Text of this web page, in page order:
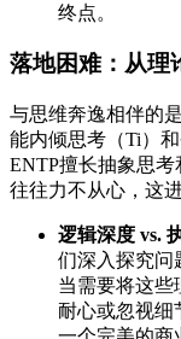
终点。
落地困难：从理
与思维奔逸相伴的
能内倾思考（Ti）
ENTP擅长抽象思
往往力不从心，这
逻辑深度 vs.
们深入探究问
当需要将这些
耐心或忽视细